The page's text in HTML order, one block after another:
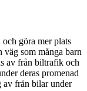
göra mer plats
som många barn
av från biltrafik och
deras promenad
av från bilar under